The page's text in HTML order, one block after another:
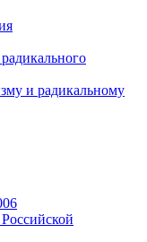
и радикальному